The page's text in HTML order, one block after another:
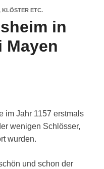
KLÖSTER ETC.
in
Mayen
im Jahr 1157 erstmals
wenigen Schlösser,
wurden.
und schon der